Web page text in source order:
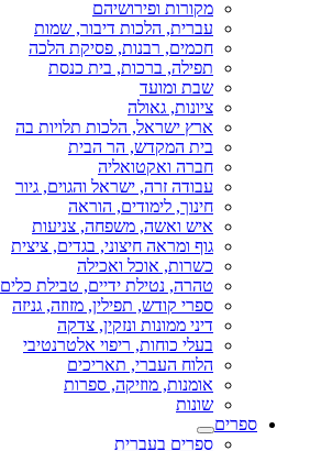
מקורות ופירושיהם
עברית, הלכות דיבור, שמות
חכמים, רבנות, פסיקת הלכה
תפילה, ברכות, בית כנסת
שבת ומועד
ציונות, גאולה
ארץ ישראל, הלכות תלויות בה
בית המקדש, הר הבית
חברה ואקטואליה
עבודה זרה, ישראל והגוים, גיור
חינוך, לימודים, הוראה
איש ואשה, משפחה, צניעות
גוף ומראה חיצוני, בגדים, ציצית
כשרות, אוכל ואכילה
טהרה, נטילת ידיים, טבילת כלים
ספרי קודש, תפילין, מזוזה, גניזה
דיני ממונות ונזקין, צדקה
בעלי כוחות, ריפוי אלטרנטיבי
הלוח העברי, תאריכים
אומנות, מוזיקה, ספרות
שונות
ספרים
ספרים בעברית